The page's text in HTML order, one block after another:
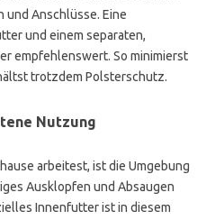
Anschlüsse. Eine
und einem separaten,
empfehlenswert. So minimierst
trotzdem Polsterschutz.
Nutzung
arbeitest, ist die Umgebung
Ausklopfen und Absaugen
Innenfutter ist in diesem